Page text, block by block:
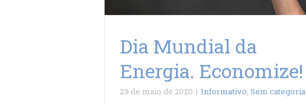
Dia Mundial da
Energia. Economize!
29 de maio de 2020 | Informativo, Sem categoria